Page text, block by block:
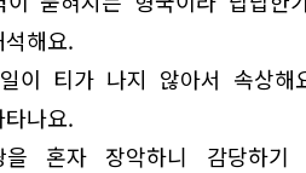
해요.
티가 나지 않아서 속상해
나요.
혼자 장악하니 감당하기